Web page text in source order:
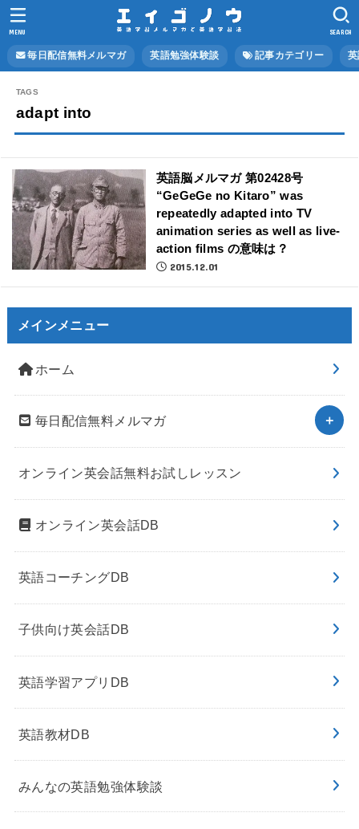
毎日配信無料メルマガ 英語勉強体験談 記事カテゴリー
SEARCH
MENU
adapt into
英語脳メルマガ 第02428号
“GeGeGe no Kitaro” was
repeatedly adapted into TV
animation series as well as live-
action films の意味は？
2015.12.01
メインメニュー
ホーム
毎日配信無料メルマガ
オンライン英会話無料お試しレッスン
オンライン英会話DB
英語コーチングDB
子供向け英会話DB
英語学習アプリDB
英語教材DB
みんなの英語勉強体験談